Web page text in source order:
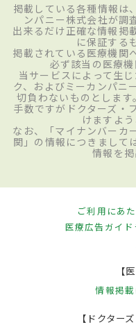
掲載している各種情報は
ンパニー株式会社が調
出来るだけ正確な情報掲
に保証する
掲載されている医療機関
必ず該当の医療機
当サービスによって生
ク、およびミーカンパニ
切負わないものとしま
手数ですがドクターズ・
けますよ
なお、「マイナンバーカ
関」の情報につきまして
情報を掲
ご利用にあ
医療広告ガイ
【
情報掲
【ドクター